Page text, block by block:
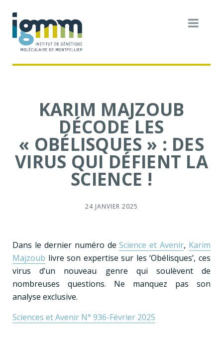
KARIM MAJZOUB
DÉCODE LES
« OBÉLISQUES » : DES
VIRUS QUI DÉFIENT LA
SCIENCE !
24 JANVIER 2025
Dans le dernier numéro deScience et Avenir, Karim
Majzoub livre son expertise sur les ‘Obélisques’, ces
virus d’un nouveau genre qui soulèvent de
nombreuses questions. Ne manquez pas son
analyse exclusive.
Sciences et Avenir N° 936-Février 2025